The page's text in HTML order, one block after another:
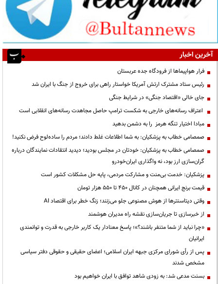
آخرین اخبار
فرار هواپیماها از فرودگاه جده عربستان
رئیس ستاد مشترک ارتش آمریکا خواستار راهی برای خروج از جنگ با ایران شد
جای خالی «اقتصاد جنگی» در شرایط جنگی
اعتراف رسانه‌های خارجی به شکست ترامپ حاصل مجاهدت رسانه‌های انقلابی است
مبادا اختیار تنگه هرمز را به دشمن بدهید
صمصامی خطاب به پزشکیان: به شما اطلاعات غلط دادند؛ مردم را ساده‌لوح فرض نکنید!
صمصامی خطاب به پزشکیان: خودتان در مجلس بودید؛ دیدید انتقادات نمایندگان درباره
گران‌سازی ارز بود، نه واگذاری ایران‌خودرو
پزشکیان: خدمت بی‌منت و مشارکت مردمی، پایه حل مشکلات کشور است
قیمت‌ برنج ایرانی همچنان در کانال ۴۵۰ تا ۵۵۰ هزار تومان
وقتی دیتاسنترها از هوش مصنوعی جلو می‌زنند؛ زنگ خطر برای اقتصاد AI
از خبرسازی تا جریان‌سازی نقشه راه مدیران هوشمند
«چرا نباید از شما متنفر باشند؟»؛ پاسخ معنادار یک کاربر خارجی به قدرت و توانمندی
ایرانیان
پس از رأی شورای مرکزی جبهه ایران اسلامی؛ اعضای حقیقی و حقوقی دفتر سیاسی
مشخص شدند
بسنت مدعی شد: به زودی شاهد توافق با ایران خواهیم بود